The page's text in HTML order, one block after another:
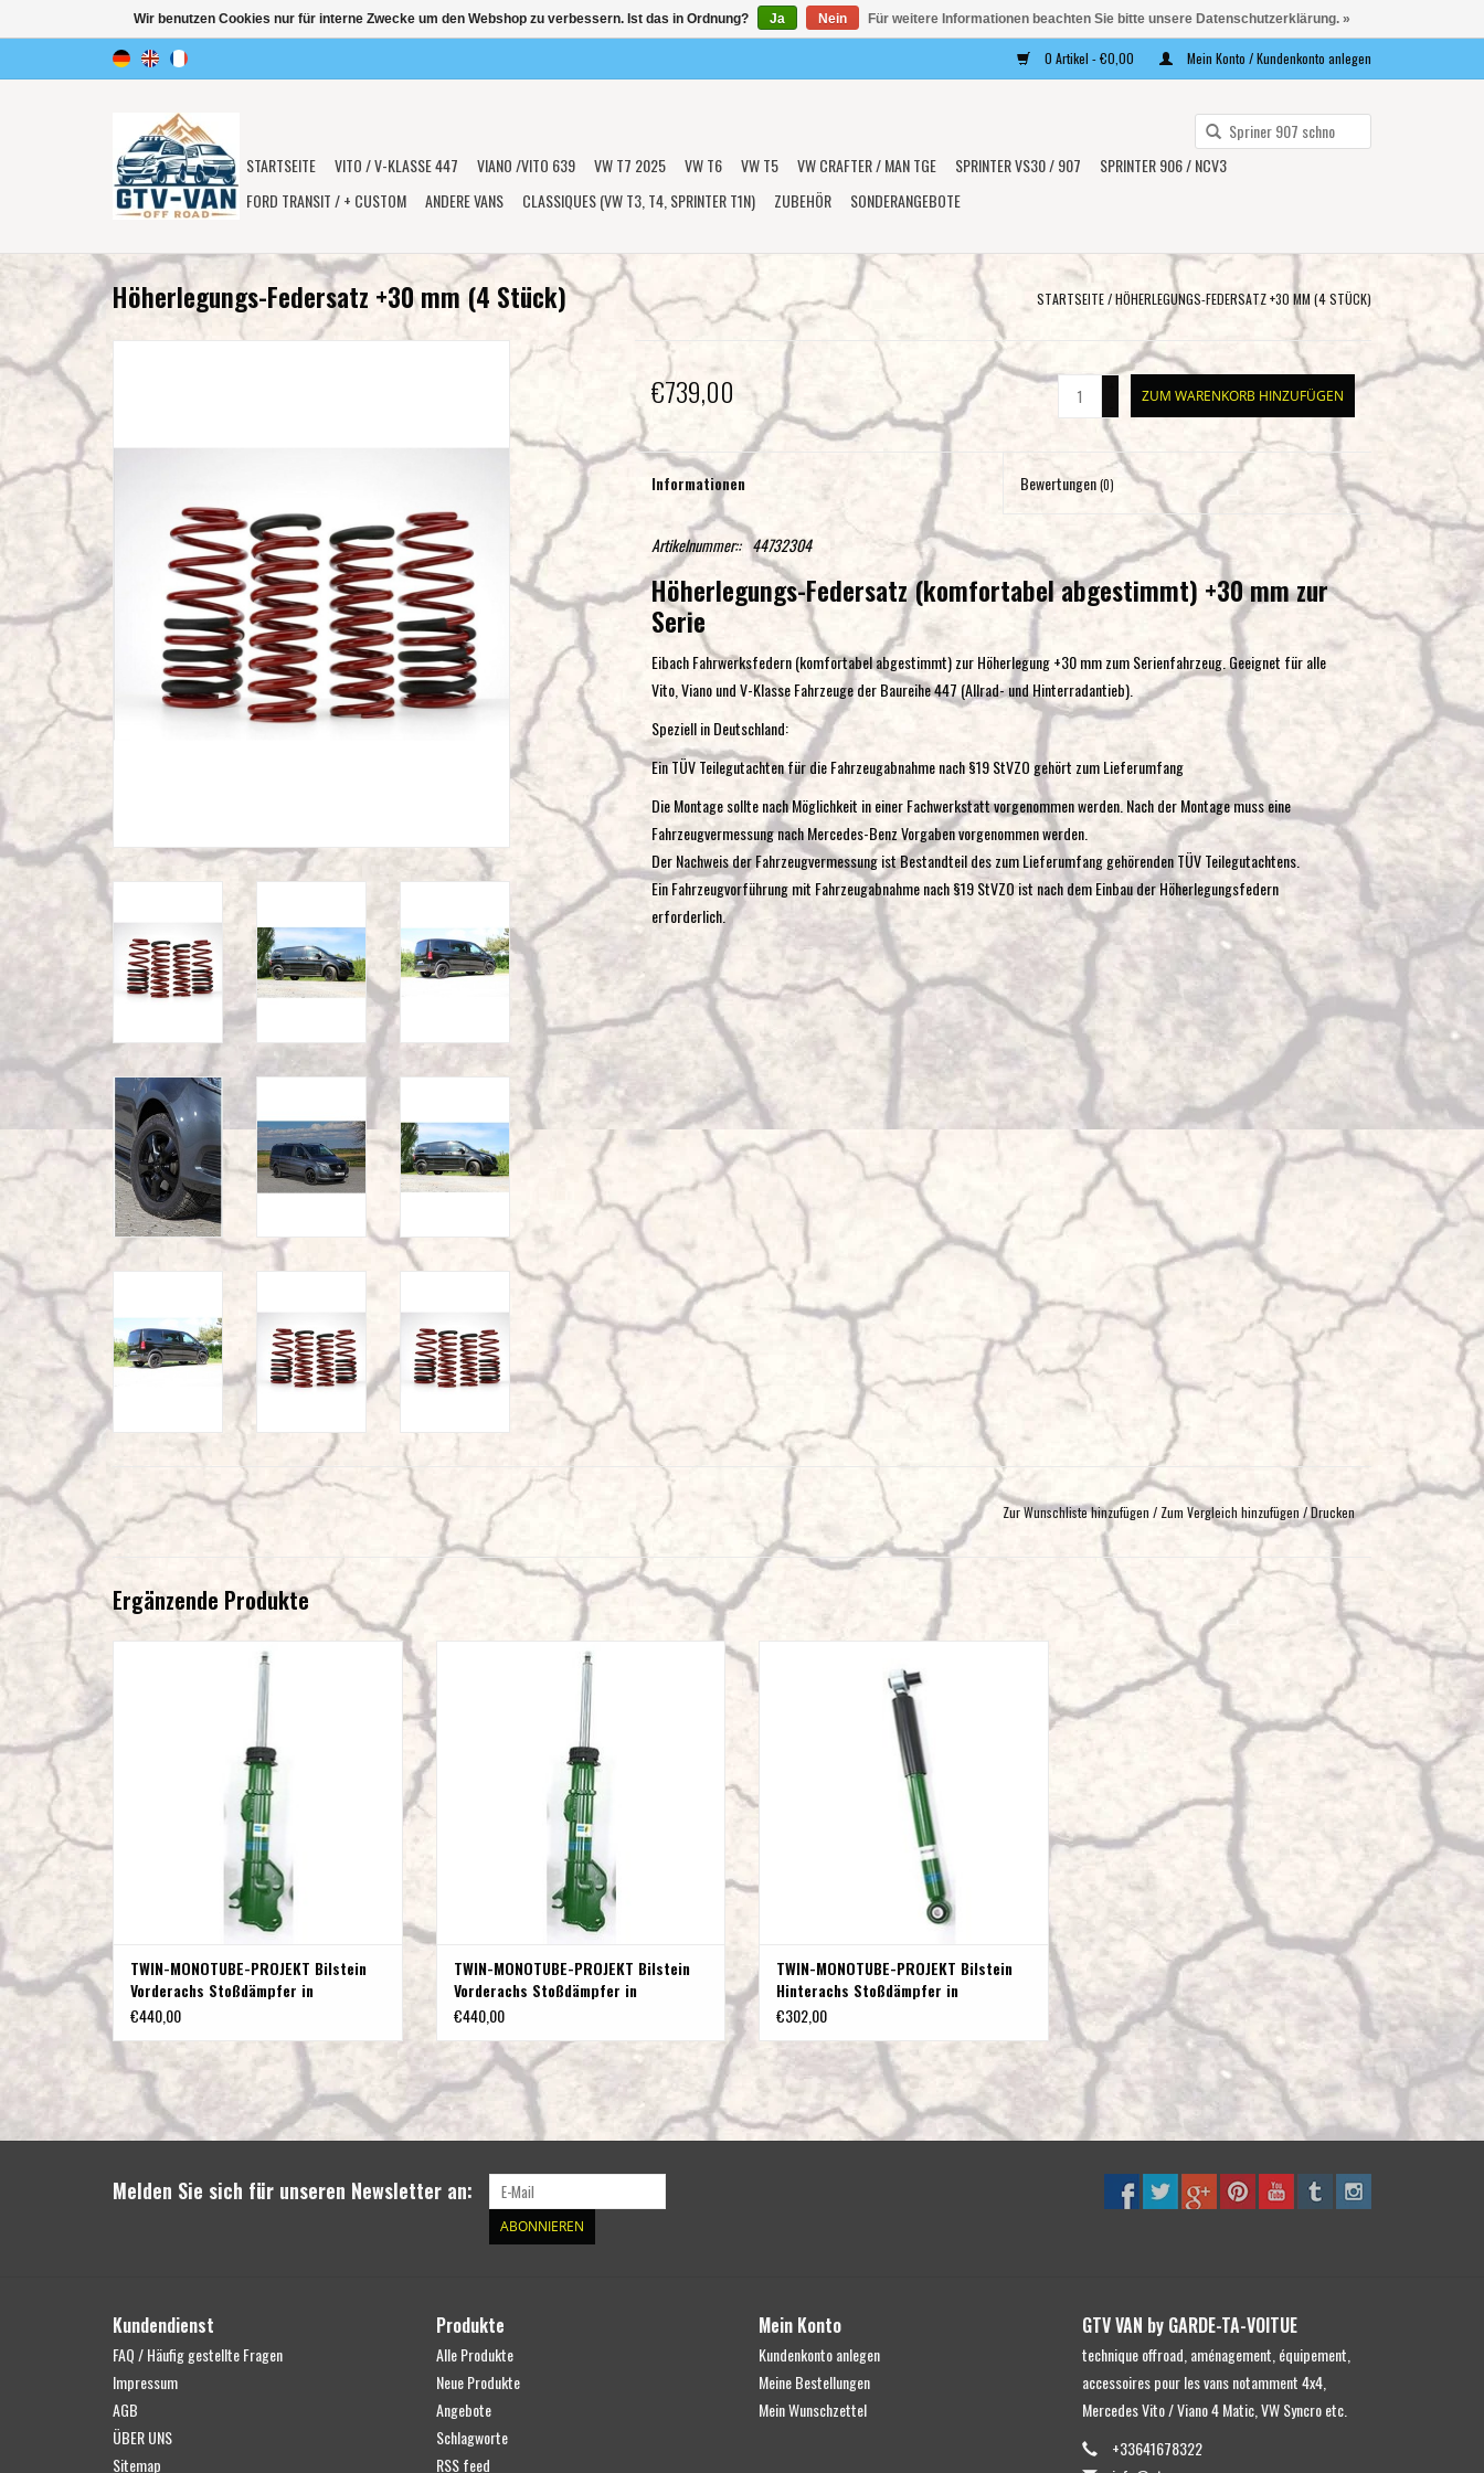
0 Artikel - €0,00 Mein Konto / Kundenkonto anlegen
verfügbare
die
Eingabetaste,
Suchergebnis
gelangen.
Benutzer
Touchgeräten
können
Touch-
verwenden.
STARTSEITE VITO / V-KLASSE 447 VIANO /VITO 639 VW T7 2025 VW T6 VW T5 VW CRAFTER / MAN TGE SPRINTER VS30 / 907
SPRINTER 906 / NCV3
FORD TRANSIT / + CUSTOM
ANDERE VANS CLASSIQUES (VW T3, T4, SPRINTER T1N) ZUBEHÖR SONDERANGEBOTE
Höherlegungs-Federsatz +30 mm (4 Stück) STARTSEITE/HÖHERLEGUNGS-FEDERSATZ +30 MM (4 STÜCK)
€739,00 ZUM WARENKORB HINZUFÜGEN
Informationen Bewertungen(0)
Artikelnummer:: 44732304
Höherlegungs-Federsatz (komfortabel abgestimmt) +30 mm zur
Serie
Eibach Fahrwerksfedern (komfortabel abgestimmt) zur Höherlegung +30 mm zum Serienfahrzeug. Geeignet für alle
Vito, Viano und V-Klasse Fahrzeuge der Baureihe 447 (Allrad- und Hinterradantieb).
Speziell in Deutschland:
Ein TÜV Teilegutachten für die Fahrzeugabnahme nach §19 StVZO gehört zum Lieferumfang
Die Montage sollte nach Möglichkeit in einer Fachwerkstatt vorgenommen werden. Nach der Montage muss eine
Fahrzeugvermessung nach Mercedes-Benz Vorgaben vorgenommen werden.
Der Nachweis der Fahrzeugvermessung ist Bestandteil des zum Lieferumfang gehörenden TÜV Teilegutachtens.
Ein Fahrzeugvorführung mit Fahrzeugabnahme nach §19 StVZO ist nach dem Einbau der Höherlegungsfedern
erforderlich.
Zur Wunschliste hinzufügen / Zum Vergleich hinzufügen /Drucken
Ergänzende Produkte
TWIN-MONOTUBE-PROJEKT Bilstein Vorderachs
Stoßdämpfer in Sonderlänge für Mercedes 447
4Matic
TWIN-MONOTUBE-PROJEKT Bilstein
Vorderachs Stoßdämpfer in
Sonderlänge für Mercedes 447
€440,00
TWIN-MONOTUBE-PROJEKT Bilstein Vorderachs
Stoßdämpfer in Sonderlänge für Mercedes 447
2WD
ZUM WARENKORB HINZUFÜGEN
TWIN-MONOTUBE-PROJEKT Bilstein
Vorderachs Stoßdämpfer in
Sonderlänge für Mercedes 447 2WD
€440,00
Stoßdämpfer in Sonderlänge für Mercedes 447
(4Matic & 2WD)
ZUM WARENKORB HINZUFÜGEN
TWIN-MONOTUBE-PROJEKT Bilstein
Hinterachs Stoßdämpfer in
Sonderlänge für Mercedes 447
€302,00
Melden Sie sich für unseren Newsletter an:
ABONNIEREN
Kundendienst
FAQ / Häufig gestellte Fragen
Impressum
AGB
ÜBER UNS
Sitemap
Produkte
Alle Produkte
Neue Produkte
Angebote
Schlagworte
RSS feed
Mein Konto
Kundenkonto anlegen
Meine Bestellungen
Mein Wunschzettel
GTV VAN by GARDE-TA-VOITUE
technique offroad, aménagement, équipement,
accessoires pour les vans notamment 4x4,
Mercedes Vito / Viano 4 Matic, VW Syncro etc.
+33641678322
Wir benutzen Cookies nur für interne Zwecke um den Webshop zu verbessern. Ist das in Ordnung? Ja Nein Für weitere Informationen beachten Sie bitte unsere Datenschutzerklärung. »